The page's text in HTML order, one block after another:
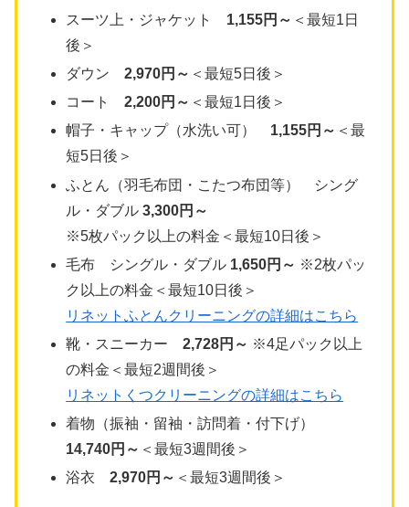
スーツ上・ジャケット 1,155円～ ＜最短1日
後＞
ダウン2,970円～ ＜最短5日後＞
コート2,200円～ ＜最短1日後＞
帽子・キャップ（水洗い可） 1,155円～ ＜最
短5日後＞
ふとん（羽毛布団・こたつ布団等） シング
ル・ダブル3,300円～
※5枚パック以上の料金＜最短10日後＞
毛布 シングル・ダブル 1,650円～ ※2枚パッ
ク以上の料金＜最短10日後＞
リネットふとんクリーニングの詳細はこちら
靴・スニーカー2,728円～ ※4足パック以上
の料金＜最短2週間後＞
リネットくつクリーニングの詳細はこちら
着物（振袖・留袖・訪問着・付下げ）
14,740円～ ＜最短3週間後＞
浴衣2,970円～ ＜最短3週間後＞